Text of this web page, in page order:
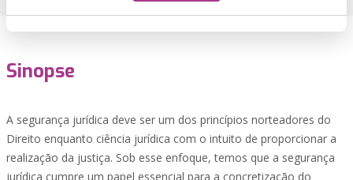
Sinopse
A segurança jurídica deve ser um dos princípios norteadores do
Direito enquanto ciência jurídica com o intuito de proporcionar a
realização da justiça. Sob esse enfoque, temos que a segurança
jurídica cumpre um papel essencial para a concretização do